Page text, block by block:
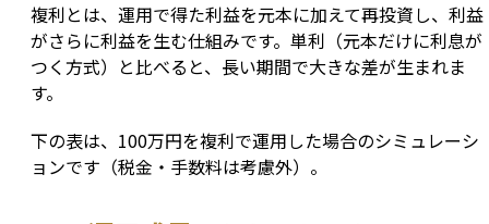
複利とは、運用で得た利益を元本に加えて再投資し、利益
がさらに利益を生む仕組みです。単利（元本だけに利息が
つく方式）と比べると、長い期間で大きな差が生まれま
す。
下の表は、100万円を複利で運用した場合のシミュレーシ
ョンです（税金・手数料は考慮外）。